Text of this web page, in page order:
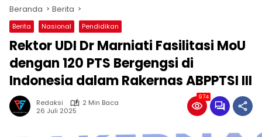
Beranda Berita
Berita Nasional Pendidikan
Rektor UDI Dr Marniati Fasilitasi MoU
dengan 120 PTS Bergengsi di
Indonesia dalam Rakernas ABPPTSI III
Redaksi
2 Min Baca
26 Juli 2025
974